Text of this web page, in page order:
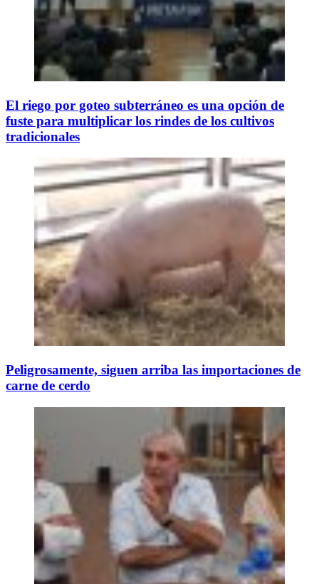
El riego por goteo subterráneo es una opción de
fuste para multiplicar los rindes de los cultivos
tradicionales
Peligrosamente, siguen arriba las importaciones de
carne de cerdo